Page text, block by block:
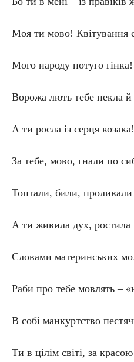
Моя ти мово! Квітування
Мого народу потуго гінка!
Ворожа лють тебе пекла й
А ти росла із серця козака!
За тебе, мово, гнали по
Топтали, били, проливали
А ти живила дух, ростила
Словами материнських
Раби про тебе мовлять –
В собі манкуртство
Ти в цілім світі, за